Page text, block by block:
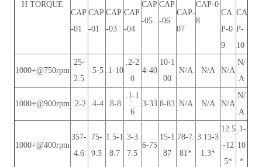
H TORQUE
CAP
-01
CAP
-01
CAP
-03
CAP
-04
CAP
-05
CAP
-06
CAP-
07
CAP-0
8
CA
P-0
9
CA
P-
10
1000+@750rpm
25-
2.5
.5-5 .1-10
.2-2
0
4-40
10-1
00
N/A N/A N/A
N/
A
1000+@900rpm .2-2 .4-4 .8-8
.1-1
6
3-33 8-83 N/A N/A N/A
N/
A
1000+@400rpm
357-
4.6
75-
9.3
1.5-1
8.7
3-3
7.5
6-75
15-1
87
78-7.
81*
3.13-3
1.3*
12.5
-12
5*
.1-
10
*